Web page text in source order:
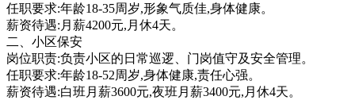
任职要求:年龄18-35周岁,形象气质佳,身体健康。
薪资待遇:月薪4200元,月休4天。
二、小区保安
岗位职责:负责小区的日常巡逻、门岗值守及安全管理。
任职要求:年龄18-52周岁,身体健康,责任心强。
薪资待遇:白班月薪3600元,夜班月薪3400元,月休4天。